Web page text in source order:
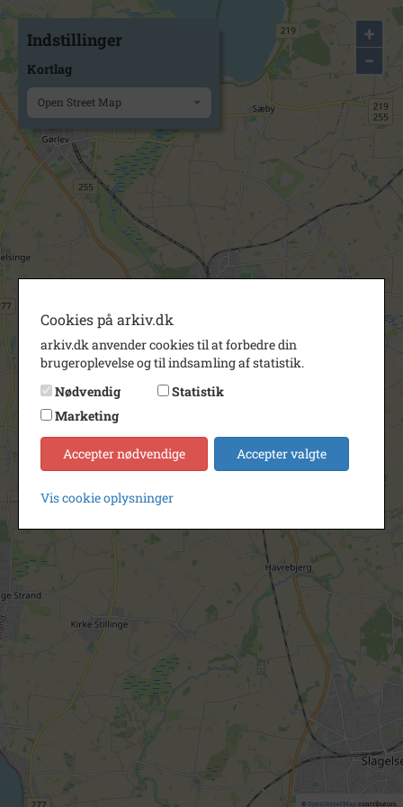
+
−
© OpenStreetMapcontributors.
Indstillinger
Kortlag
Open Street Map
Cookies på arkiv.dk
arkiv.dk anvender cookies til at forbedre din
brugeroplevelse og til indsamling af statistik.
Nødvendig
Statistik
Marketing
Accepter nødvendige Accepter valgte
Vis cookie oplysninger